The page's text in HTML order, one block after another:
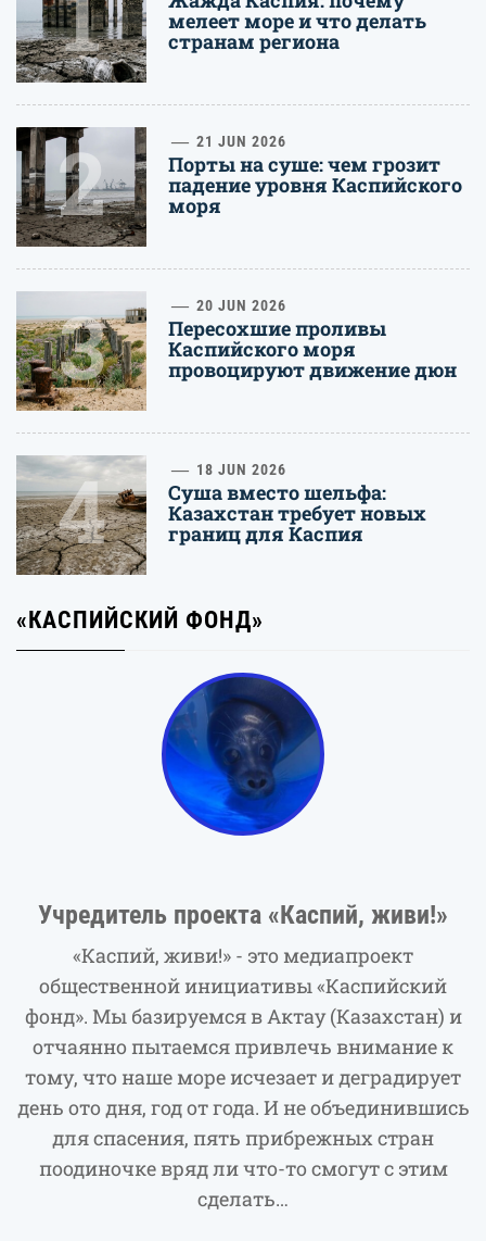
мелеет море и что делать
странам региона
2 21 JUN 2026
Порты на суше: чем грозит
падение уровня Каспийского
моря
3 20 JUN 2026
Пересохшие проливы
Каспийского моря
провоцируют движение дюн
4 18 JUN 2026
Суша вместо шельфа:
Казахстан требует новых
границ для Каспия
«КАСПИЙСКИЙ ФОНД»
Учредитель проекта «Каспий, живи!»
«Каспий, живи!» - это медиапроект
общественной инициативы «Каспийский
фонд». Мы базируемся в Актау (Казахстан) и
отчаянно пытаемся привлечь внимание к
тому, что наше море исчезает и деградирует
день ото дня, год от года. И не объединившись
для спасения, пять прибрежных стран
поодиночке вряд ли что-то смогут с этим
сделать…